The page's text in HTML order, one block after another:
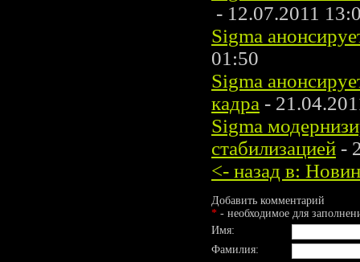
- 12.07.2011
Sigma
01:50
Sigma
кадра -
Sigma
стабилизацией -
<- назад в:
Добавить комментарий
* - необходимое для
Имя:
Фамилия: